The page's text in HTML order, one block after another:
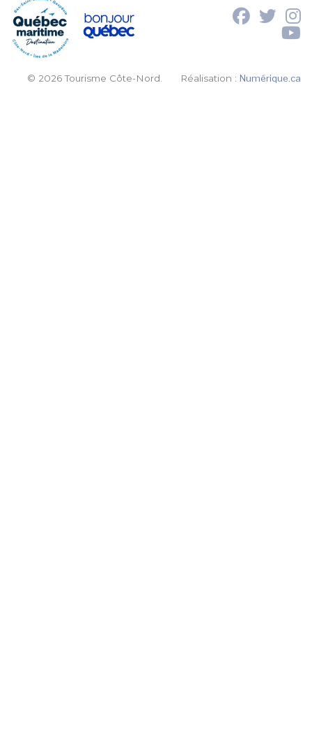
© 2026 Tourisme Côte-Nord. Réalisation :Numérique.ca